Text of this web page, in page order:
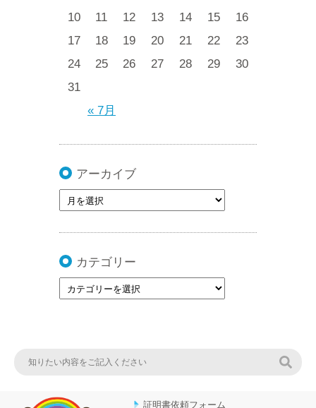
« 7月
10
11 12 13 14 15
16
17
18 19 20 21 22
23
24
25 26 27 28 29
30
31
アーカイブ
カテゴリー
証明書依頼フォーム